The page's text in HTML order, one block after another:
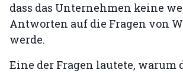
dass das Unternehmen keine
Antworten auf die Fragen von
werde.
Eine der Fragen lautete, warum